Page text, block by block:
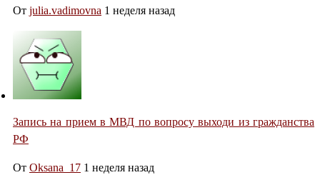
От julia.vadimovna 1 неделя назад
Запись на прием в МВД по вопросу выходи из гражданства
РФ
От Oksana_17 1 неделя назад